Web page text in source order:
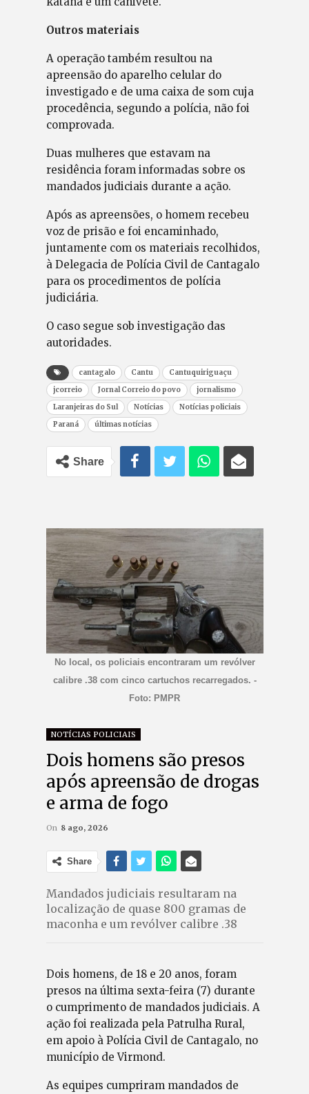
Outros materiais
A operação também resultou na
apreensão do aparelho celular do
investigado e de uma caixa de som cuja
procedência, segundo a polícia, não foi
comprovada.
Duas mulheres que estavam na
residência foram informadas sobre os
mandados judiciais durante a ação.
Após as apreensões, o homem recebeu
voz de prisão e foi encaminhado,
juntamente com os materiais recolhidos,
à Delegacia de Polícia Civil de Cantagalo
para os procedimentos de polícia
judiciária.
O caso segue sob investigação das
autoridades.
cantagalo Cantu
Cantuquiriguaçu
jcorreio
Jornal Correio do povo
jornalismo
Laranjeiras do Sul
Notícias
Notícias policiais
Paraná
últimas notícias
Share
No local, os policiais encontraram um revólver
calibre .38 com cinco cartuchos recarregados. -
Foto: PMPR
NOTÍCIAS POLICIAIS
Dois homens são presos
após apreensão de drogas
e arma de fogo
On 8 ago, 2026
Share
Mandados judiciais resultaram na
localização de quase 800 gramas de
maconha e um revólver calibre .38
Dois homens, de 18 e 20 anos, foram
presos na última sexta-feira (7) durante
o cumprimento de mandados judiciais. A
ação foi realizada pela Patrulha Rural,
em apoio à Polícia Civil de Cantagalo, no
município de Virmond.
As equipes cumpriram mandados de